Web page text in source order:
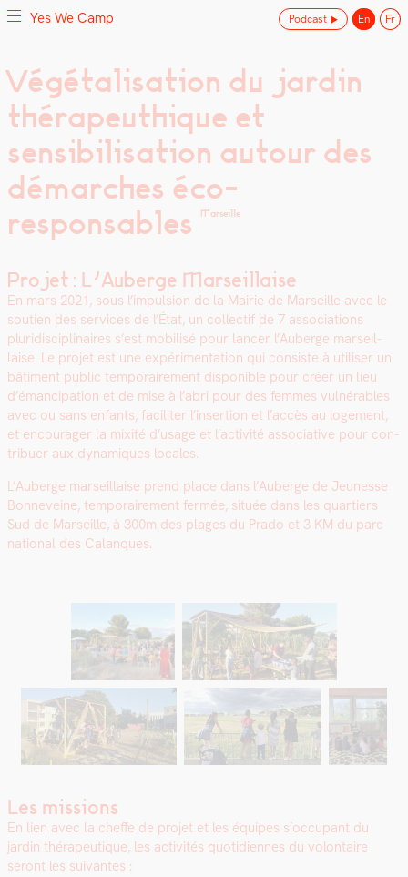
Skip
content
Yes We Camp
Utilisation inventive des espaces disponibles
Végétalisation du jardin
thérapeuthique et
sensibilisation autour des
démarches éco-
responsables
Marseille
Projet : L’Auberge Marseillaise
En mars 2021, sous l’impulsion de la Mairie de Mar­seille avec le
sou­tien des ser­vices de l’État, un col­lec­tif de 7 asso­ci­a­tions
pluridis­ci­plinaires s’est mobil­isé pour lancer l’Auberge mar­seil­
laise. Le pro­jet est une expéri­men­ta­tion qui con­siste à utilis­er un
bâti­ment pub­lic tem­po­raire­ment disponible pour créer un lieu
d’émancipation et de mise à l’abri pour des femmes vul­nérables
avec ou sans enfants, faciliter l’insertion et l’accès au loge­ment,
et encour­ager la mix­ité d’usage et l’activité asso­cia­tive pour con­
tribuer aux dynamiques locales.
L’Auberge mar­seil­laise prend place dans l’Auberge de Jeunesse
Bon­n­eveine, tem­po­raire­ment fer­mée, située dans les quartiers
Sud de Mar­seille, à 300m des plages du Pra­do et 3 KM du parc
nation­al des Calan­ques.
Les missions
En lien avec la cheffe de pro­jet et les équipes s’occupant du
jardin thérapeu­tique, les activ­ités quo­ti­di­ennes du volon­taire
seront les suiv­antes :
Yes We Camp Podcast En Fr